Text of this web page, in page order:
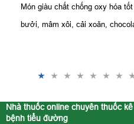
Món giàu chất chống oxy hóa
bưởi, mâm xôi, cải xoăn,
Nhà thuốc online chuyên thuốc
bệnh tiểu đường